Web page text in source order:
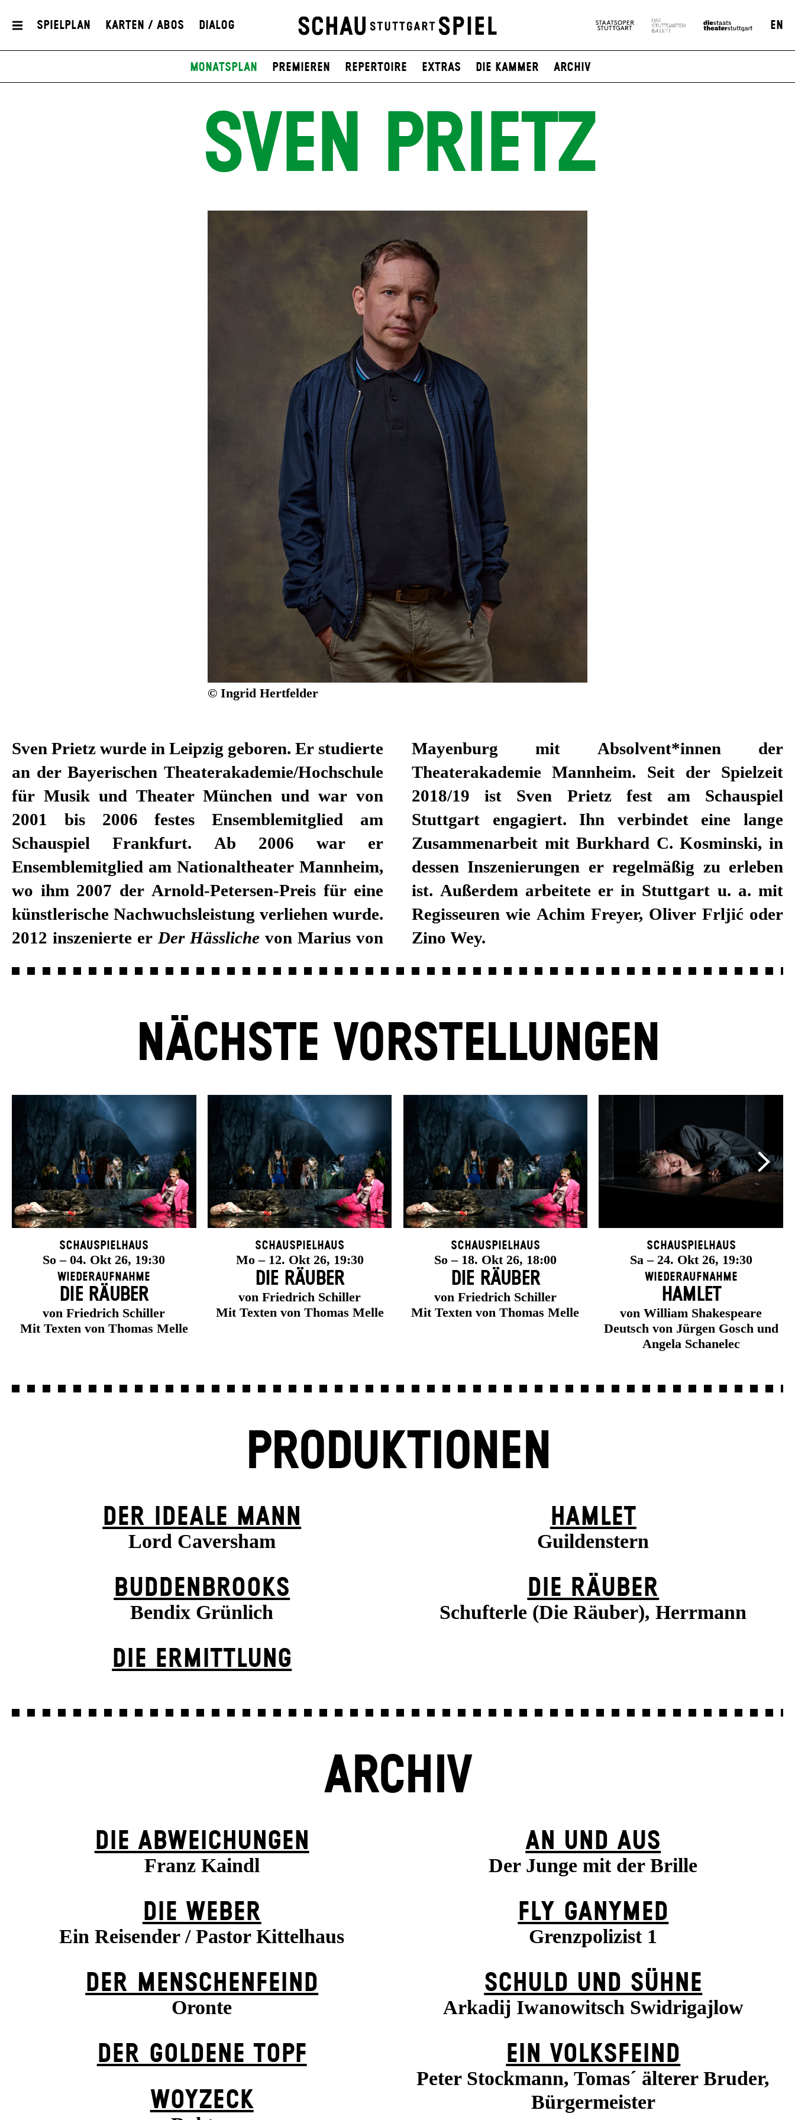
Spielplan Karten / Abos Dialog EN
Monatsplan Premieren Repertoire Extras Die Kammer Archiv
SVEN PRIETZ
© Ingrid Hertfelder
Sven Prietz wurde in Leipzig geboren. Er studierte
an der Bayerischen Theaterakademie/Hochschule
für Musik und Theater München und war von
2001 bis 2006 festes Ensemblemitglied am
Schauspiel Frankfurt. Ab 2006 war er
Ensemblemitglied am Nationaltheater Mannheim,
wo ihm 2007 der Arnold-Petersen-Preis für eine
künstlerische Nachwuchsleistung verliehen wurde.
2012 inszenierte er Der Hässliche von Marius von
Mayenburg mit Absolvent*innen der
Theaterakademie Mannheim. Seit der Spielzeit
2018/19 ist Sven Prietz fest am Schauspiel
Stuttgart engagiert. Ihn verbindet eine lange
Zusammenarbeit mit Burkhard C. Kosminski, in
dessen Inszenierungen er regelmäßig zu erleben
ist. Außerdem arbeitete er in Stuttgart u. a. mit
Regisseuren wie Achim Freyer, Oliver Frljić oder
Zino Wey.
NÄCHSTE VORSTELLUNGEN
Schauspielhaus
So – 04. Okt 26, 19:30
Wiederaufnahme
DIE RÄUBER
von Friedrich Schiller
Mit Texten von Thomas Melle
Schauspielhaus
Mo – 12. Okt 26, 19:30
DIE RÄUBER
von Friedrich Schiller
Mit Texten von Thomas Melle
Schauspielhaus
So – 18. Okt 26, 18:00
DIE RÄUBER
von Friedrich Schiller
Mit Texten von Thomas Melle
Schauspielhaus
Sa – 24. Okt 26, 19:30
Wiederaufnahme
HAMLET
von William Shakespeare
Deutsch von Jürgen Gosch und
Angela Schanelec
PRODUKTIONEN
DER IDEALE MANN
Lord Caversham
BUDDENBROOKS
Bendix Grünlich
DIE ERMITTLUNG
HAMLET
Guildenstern
DIE RÄUBER
Schufterle (Die Räuber), Herrmann
ARCHIV
DIE ABWEICHUNGEN
Franz Kaindl
DIE WEBER
Ein Reisender / Pastor Kittelhaus
DER MENSCHENFEIND
Oronte
DER GOLDENE TOPF
WOYZECK
AN UND AUS
Der Junge mit der Brille
FLY GANYMED
Grenzpolizist 1
SCHULD UND SÜHNE
Arkadij Iwanowitsch Swidrigajlow
EIN VOLKS­FEIND
Peter Stockmann, Tomas´ älterer Bruder,
Bürgermeister